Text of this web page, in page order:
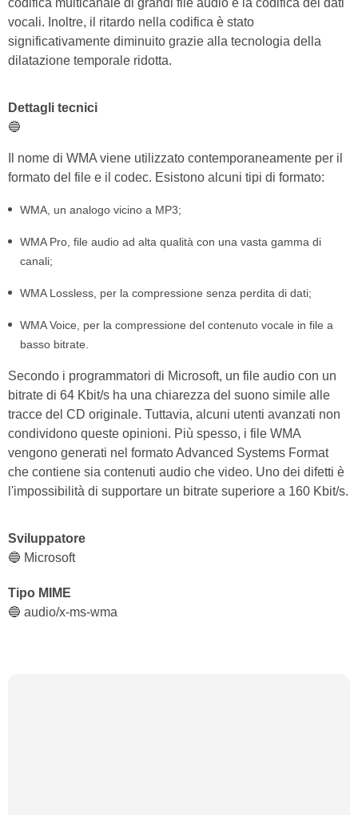
codifica multicanale di grandi file audio e la codifica dei dati
vocali. Inoltre, il ritardo nella codifica è stato
significativamente diminuito grazie alla tecnologia della
dilatazione temporale ridotta.
Dettagli tecnici
🔵
Il nome di WMA viene utilizzato contemporaneamente per il
formato del file e il codec. Esistono alcuni tipi di formato:
WMA, un analogo vicino a MP3;
WMA Pro, file audio ad alta qualità con una vasta gamma di
canali;
WMA Lossless, per la compressione senza perdita di dati;
WMA Voice, per la compressione del contenuto vocale in file a
basso bitrate.
Secondo i programmatori di Microsoft, un file audio con un
bitrate di 64 Kbit/s ha una chiarezza del suono simile alle
tracce del CD originale. Tuttavia, alcuni utenti avanzati non
condividono queste opinioni. Più spesso, i file WMA
vengono generati nel formato Advanced Systems Format
che contiene sia contenuti audio che video. Uno dei difetti è
l'impossibilità di supportare un bitrate superiore a 160 Kbit/s.
Sviluppatore
🔵 Microsoft
Tipo MIME
🔵 audio/x-ms-wma